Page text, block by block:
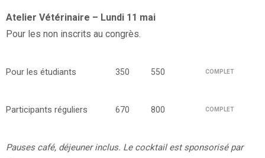
Atelier Vétérinaire – Lundi 11 mai
Pour les non inscrits au congrès.
Pour les étudiants 350 550 COMPLET
Participants réguliers 670 800 COMPLET
Pauses café, déjeuner inclus. Le cocktail est sponsorisé par